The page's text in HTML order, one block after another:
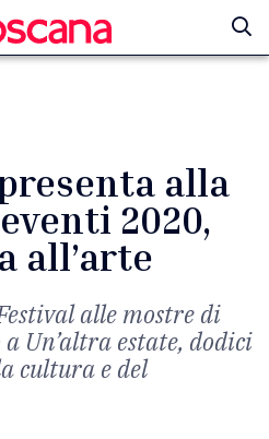
alla
2020,
all’arte
alle mostre di
Un’altra estate, dodici
cultura e del